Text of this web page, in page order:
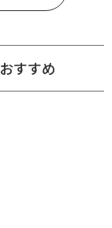
すすめ